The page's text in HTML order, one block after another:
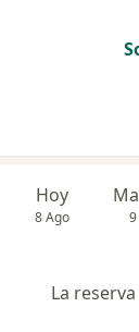
Hoy
8 Ago
La